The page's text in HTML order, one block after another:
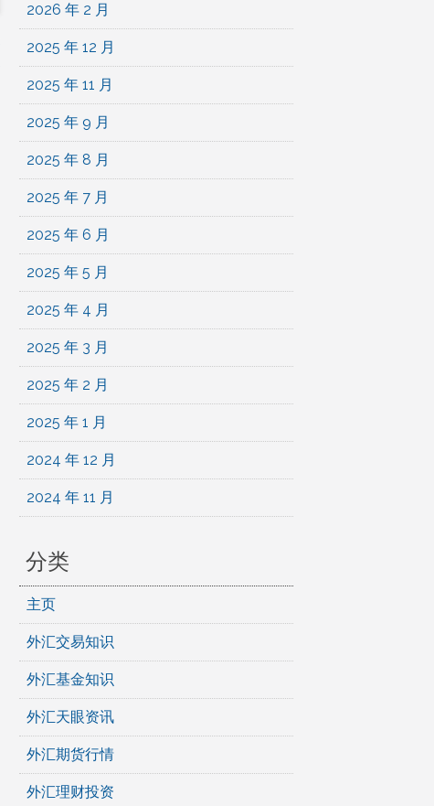
2026 年 2 月
2025 年 12 月
2025 年 11 月
2025 年 9 月
2025 年 8 月
2025 年 7 月
2025 年 6 月
2025 年 5 月
2025 年 4 月
2025 年 3 月
2025 年 2 月
2025 年 1 月
2024 年 12 月
2024 年 11 月
分类
主页
外汇交易知识
外汇基金知识
外汇天眼资讯
外汇期货行情
外汇理财投资